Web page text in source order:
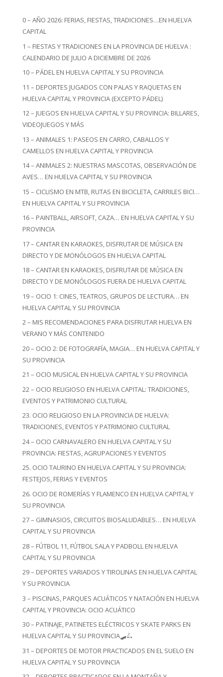
0 – AÑO 2026: FERIAS, FIESTAS, TRADICIONES…EN HUELVA
CAPITAL
1 – FIESTAS Y TRADICIONES EN LA PROVINCIA DE HUELVA :
CALENDARIO DE JULIO A DICIEMBRE DE 2026
10 – PÁDEL EN HUELVA CAPITAL Y SU PROVINCIA
11 – DEPORTES JUGADOS CON PALAS Y RAQUETAS EN
HUELVA CAPITAL Y PROVINCIA (EXCEPTO PÁDEL)
12 – JUEGOS EN HUELVA CAPITAL Y SU PROVINCIA: BILLARES,
VIDEOJUEGOS Y MÁS
13 – ANIMALES 1: PASEOS EN CARRO, CABALLOS Y
CAMELLOS EN HUELVA CAPITAL Y PROVINCIA
14 – ANIMALES 2: NUESTRAS MASCOTAS, OBSERVACIÓN DE
AVES… EN HUELVA CAPITAL Y SU PROVINCIA
15 – CICLISMO EN MTB, RUTAS EN BICICLETA, CARRILES BICI…
EN HUELVA CAPITAL Y SU PROVINCIA
16 – PAINTBALL, AIRSOFT, CAZA… EN HUELVA CAPITAL Y SU
PROVINCIA
17 – CANTAR EN KARAOKES, DISFRUTAR DE MÚSICA EN
DIRECTO Y DE MONÓLOGOS EN HUELVA CAPITAL
18 – CANTAR EN KARAOKES, DISFRUTAR DE MÚSICA EN
DIRECTO Y DE MONÓLOGOS FUERA DE HUELVA CAPITAL
19 – OCIO 1: CINES, TEATROS, GRUPOS DE LECTURA… EN
HUELVA CAPITAL Y SU PROVINCIA
2 – MIS RECOMENDACIONES PARA DISFRUTAR HUELVA EN
VERANO Y MÁS CONTENIDO
20 – OCIO 2: DE FOTOGRAFÍA, MAGIA… EN HUELVA CAPITAL Y
SU PROVINCIA
21 – OCIO MUSICAL EN HUELVA CAPITAL Y SU PROVINCIA
22 – OCIO RELIGIOSO EN HUELVA CAPITAL: TRADICIONES,
EVENTOS Y PATRIMONIO CULTURAL
23. OCIO RELIGIOSO EN LA PROVINCIA DE HUELVA:
TRADICIONES, EVENTOS Y PATRIMONIO CULTURAL
24 – OCIO CARNAVALERO EN HUELVA CAPITAL Y SU
PROVINCIA: FIESTAS, AGRUPACIONES Y EVENTOS
25. OCIO TAURINO EN HUELVA CAPITAL Y SU PROVINCIA:
FESTEJOS, FERIAS Y EVENTOS
26. OCIO DE ROMERÍAS Y FLAMENCO EN HUELVA CAPITAL Y
SU PROVINCIA
27 – GIMNASIOS, CIRCUITOS BIOSALUDABLES… EN HUELVA
CAPITAL Y SU PROVINCIA
28 – FÚTBOL 11, FÚTBOL SALA Y PADBOLL EN HUELVA
CAPITAL Y SU PROVINCIA
29 – DEPORTES VARIADOS Y TIROLINAS EN HUELVA CAPITAL
Y SU PROVINCIA
3 – PISCINAS, PARQUES ACUÁTICOS Y NATACIÓN EN HUELVA
CAPITAL Y PROVINCIA: OCIO ACUÁTICO
30 – PATINAJE, PATINETES ELÉCTRICOS Y SKATE PARKS EN
HUELVA CAPITAL Y SU PROVINCIA🛹🛴
31 – DEPORTES DE MOTOR PRACTICADOS EN EL SUELO EN
HUELVA CAPITAL Y SU PROVINCIA